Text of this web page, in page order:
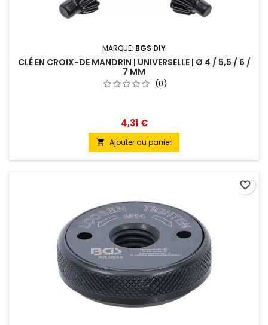
MARQUE: BGS DIY
CLÉ EN CROIX-DE MANDRIN | UNIVERSELLE | Ø 4 / 5,5 / 6 /
7 MM
(0)
4,31 €
 Ajouter au panier
favorite_border